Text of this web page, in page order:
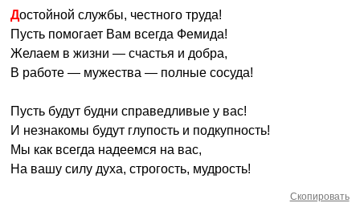
Достойной службы, честного труда!
Пусть помогает Вам всегда Фемида!
Желаем в жизни — счастья и добра,
В работе — мужества — полные сосуда!
Пусть будут будни справедливые у вас!
И незнакомы будут глупость и подкупность!
Мы как всегда надеемся на вас,
На вашу силу духа, строгость, мудрость!
Скопировать